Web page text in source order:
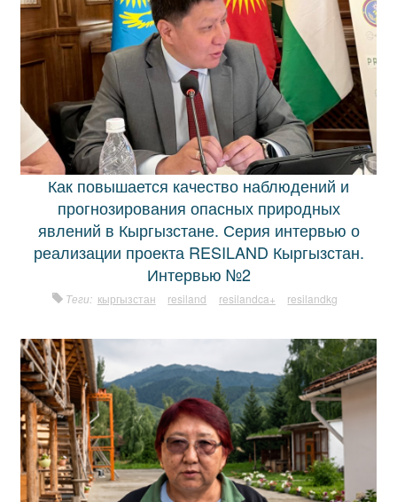
Как повышается качество наблюдений и
прогнозирования опасных природных
явлений в Кыргызстане. Серия интервью о
реализации проекта RESILAND Кыргызстан.
Интервью №2
Теги: кыргызстан resiland resilandca+ resilandkg